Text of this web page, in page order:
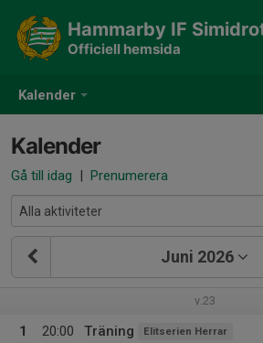
Kalender
Hammarby IF
Officiell hemsida
Kalender
Gå till idag | Prenumerera
Juni 2026
v.23
1
20:00
Träning Elitserien Herrar